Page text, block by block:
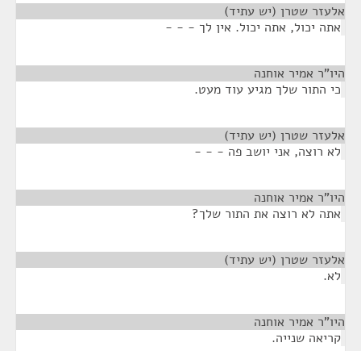
אלעזר שטרן (יש עתיד)
אתה יכול, אתה יכול. אין לך - - -
היו"ר אמיר אוחנה
כי התור שלך מגיע עוד מעט.
אלעזר שטרן (יש עתיד)
לא רוצה, אני יושב פה - - -
היו"ר אמיר אוחנה
אתה לא רוצה את התור שלך?
אלעזר שטרן (יש עתיד)
לא.
היו"ר אמיר אוחנה
קריאה שנייה.